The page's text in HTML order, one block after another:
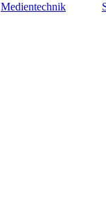
Medientechnik